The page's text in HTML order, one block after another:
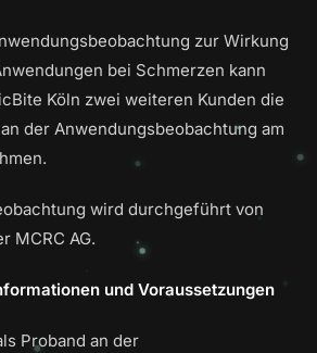
zur Wirkung
bei Schmerzen kann
Köln zwei weiteren Kunden die
der Anwendungsbeobachtung am
wird durchgeführt von
MCRC AG.
und Voraussetzungen
Proband an der